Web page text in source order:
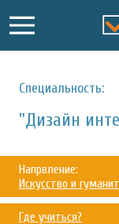
Специальность:
"Дизайн
Напрвление:
Искусство и
Где учиться?